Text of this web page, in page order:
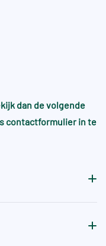
dan de volgende
contactformulier in te